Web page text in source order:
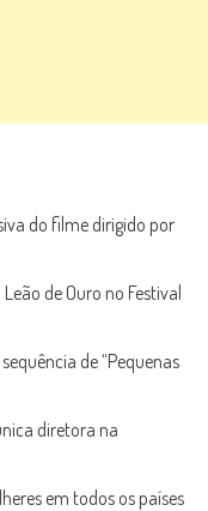
do filme dirigido por
de Ouro no Festival
de “Pequenas
diretora na
em todos os países